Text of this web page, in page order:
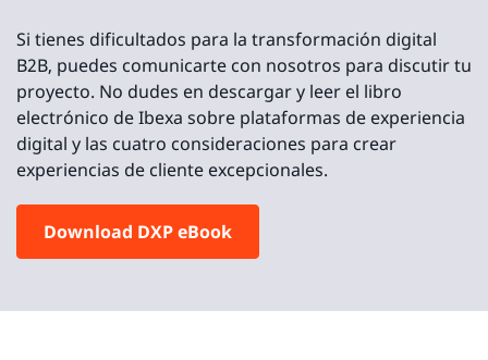
Si tienes dificultados para la transformación digital
B2B, puedes comunicarte con nosotros para discutir tu
proyecto. No dudes en descargar y leer el libro
electrónico de Ibexa sobre plataformas de experiencia
digital y las cuatro consideraciones para crear
experiencias de cliente excepcionales.
Download DXP eBook